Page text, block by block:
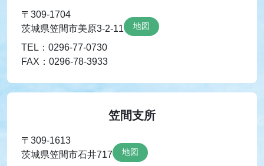
〒309-1704
茨城県笠間市美原3-2-11
地図
TEL：0296-77-0730
FAX：0296-78-3933
笠間支所
〒309-1613
茨城県笠間市石井717
地図